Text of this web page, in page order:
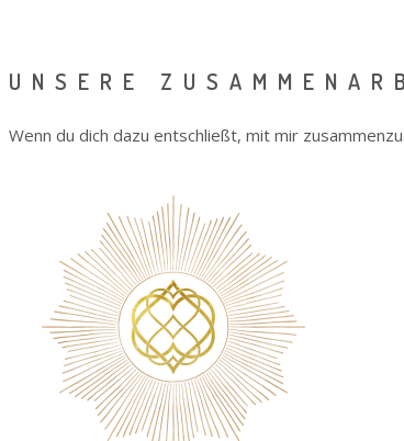
UNSERE
Wenn du dich dazu entschließt, mit mir